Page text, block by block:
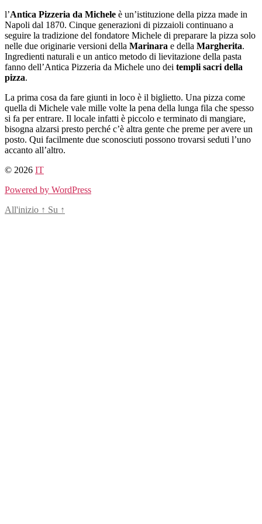
Salta
al
contenuto
l’Antica Pizzeria da Michele è un’istituzione della pizza made in
Napoli dal 1870. Cinque generazioni di pizzaioli continuano a
seguire la tradizione del fondatore Michele di preparare la pizza solo
nelle due originarie versioni della Marinara e della Margherita.
Ingredienti naturali e un antico metodo di lievitazione della pasta
fanno dell’Antica Pizzeria da Michele uno dei templi sacri della
pizza.
La prima cosa da fare giunti in loco è il biglietto. Una pizza come
quella di Michele vale mille volte la pena della lunga fila che spesso
si fa per entrare. Il locale infatti è piccolo e terminato di mangiare,
bisogna alzarsi presto perché c’è altra gente che preme per avere un
posto. Qui facilmente due sconosciuti possono trovarsi seduti l’uno
accanto all’altro.
© 2026 IT
Powered by WordPress
All'inizio ↑ Su ↑